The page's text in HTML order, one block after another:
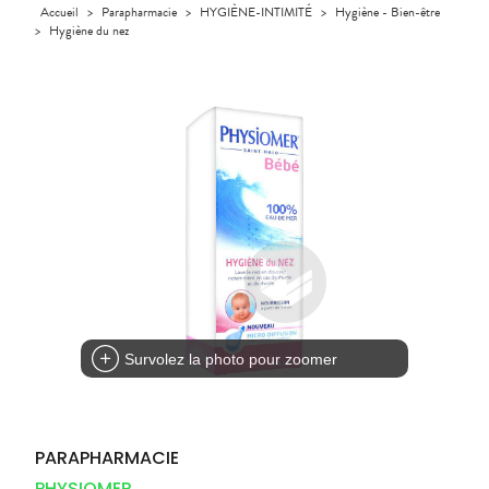
Orthopédie
Trousse à
Compléments
CHEVEUX
UTILES
PHARMACIES
VIDÉOS DE
DISPOSITIFS
SCAN
D’ORDONNANCE
Accueil > Parapharmacie > HYGIÈNE-INTIMITÉ > Hygiène - Bien-être
> Hygiène du nez
Survolez la photo pour zoomer
PARAPHARMACIE